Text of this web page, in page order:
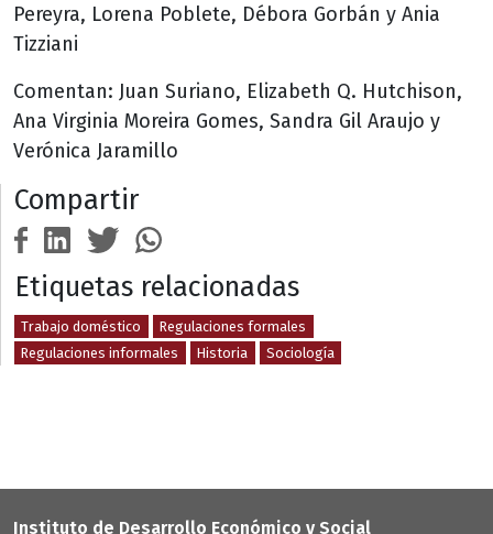
Pereyra, Lorena Poblete, Débora Gorbán y Ania
Tizziani
Comentan: Juan Suriano, Elizabeth Q. Hutchison,
Ana Virginia Moreira Gomes, Sandra Gil Araujo y
Verónica Jaramillo
Compartir
Etiquetas relacionadas
Trabajo doméstico
Regulaciones formales
Regulaciones informales
Historia Sociología
Instituto de Desarrollo Económico y Social